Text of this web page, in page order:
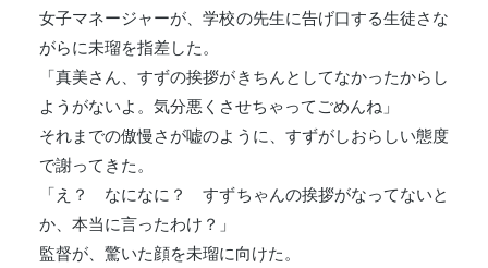
女子マネージャーが、学校の先生に告げ口する生徒さな
がらに未瑠を指差した。
「真美さん、すずの挨拶がきちんとしてなかったからし
ようがないよ。気分悪くさせちゃってごめんね」
それまでの傲慢さが嘘のように、すずがしおらしい態度
で謝ってきた。
「え？ なになに？ すずちゃんの挨拶がなってないと
か、本当に言ったわけ？」
監督が、驚いた顔を未瑠に向けた。